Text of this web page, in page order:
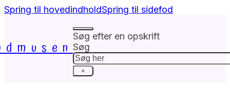
Spring til hovedindholdSpring til sidefod
Søg efter en opskrift
Søg
×